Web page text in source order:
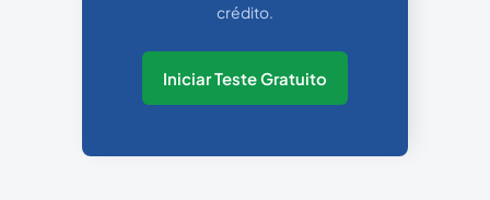
crédito.
Iniciar Teste Gratuito